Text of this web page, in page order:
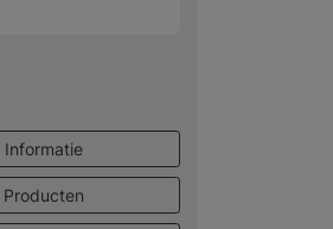
Informatie
Producten